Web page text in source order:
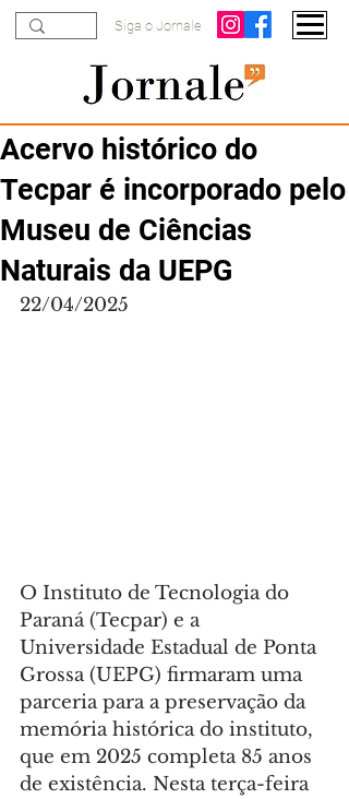
Siga o Jornale
Acervo histórico do
Tecpar é incorporado pelo
Museu de Ciências
Naturais da UEPG
22/04/2025
O Instituto de Tecnologia do
Paraná (Tecpar) e a
Universidade Estadual de Ponta
Grossa (UEPG) firmaram uma
parceria para a preservação da
memória histórica do instituto,
que em 2025 completa 85 anos
de existência. Nesta terça-feira